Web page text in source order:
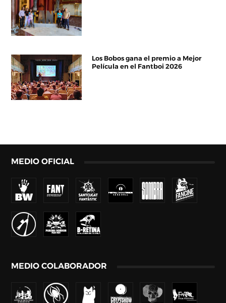
Los Bobos gana el premio a Mejor
Película en el Fantboi 2026
MEDIO OFICIAL
MEDIO COLABORADOR